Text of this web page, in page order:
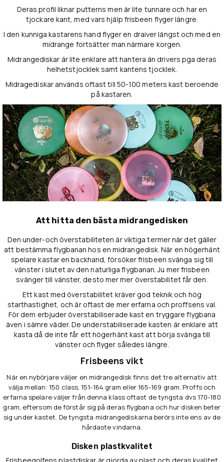
Deras profil liknar putterns men är lite tunnare och har en
tjockare kant, med vars hjälp frisbeen flyger längre.
I den kunniga kastarens hand flyger en draiver längst och med en
midrange fortsätter man närmare korgen.
Midrangediskar är lite enklare att hantera än drivers pga deras
helhetstjocklek samt kantens tjocklek.
Midragediskar används oftast till 50-100 meters kast beroende
på kastaren.
Att hitta den bästa midrangedisken
Den under-och överstabiliteten är viktiga termer när det gäller
att bestämma flygbanan hos en midrangedisk. När en högerhänt
spelare kastar en backhand, försöker frisbeen svänga sig till
vänster i slutet av den naturliga flygbanan. Ju mer frisbeen
svänger till vänster, desto mer mer överstabilitet får den.
Ett kast med överstabilitet kräver god teknik och hög
starthastighet, och är oftast de mer erfarna och proffsens val.
För dem erbjuder överstabiliserade kast en tryggare flygbana
även i sämre väder. De understabiliserade kasten är enklare att
kasta då de inte får ett högerhänt kast att börja svänga till
vänster och flyger således längre.
Frisbeens vikt
När en nybörjare väljer en midrangedisk finns det tre alternativ att
välja mellan: 150 class, 151-164 gram eller 165-169 gram. Proffs och
erfarna spelare väljer från denna klass oftast de tyngsta dvs 170-180
gram, eftersom de förstår sig på deras flygbana och hur disken beter
sig under kastet. De tyngsta midrangediskarna berörs inte ens av de
hårdaste vindarna.
Disken plastkvalitet